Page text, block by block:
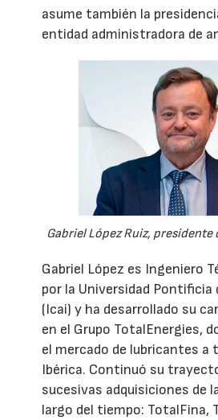
asume también la
entidad administradora de
Gabriel López Ruiz, presidente
Gabriel López es Ingeniero
por la Universidad Pontificia
(Icai) y ha desarrollado su
en el Grupo TotalEnergies,
el mercado de lubricantes a
Ibérica. Continuó su
sucesivas adquisiciones de
largo del tiempo: TotalFina,